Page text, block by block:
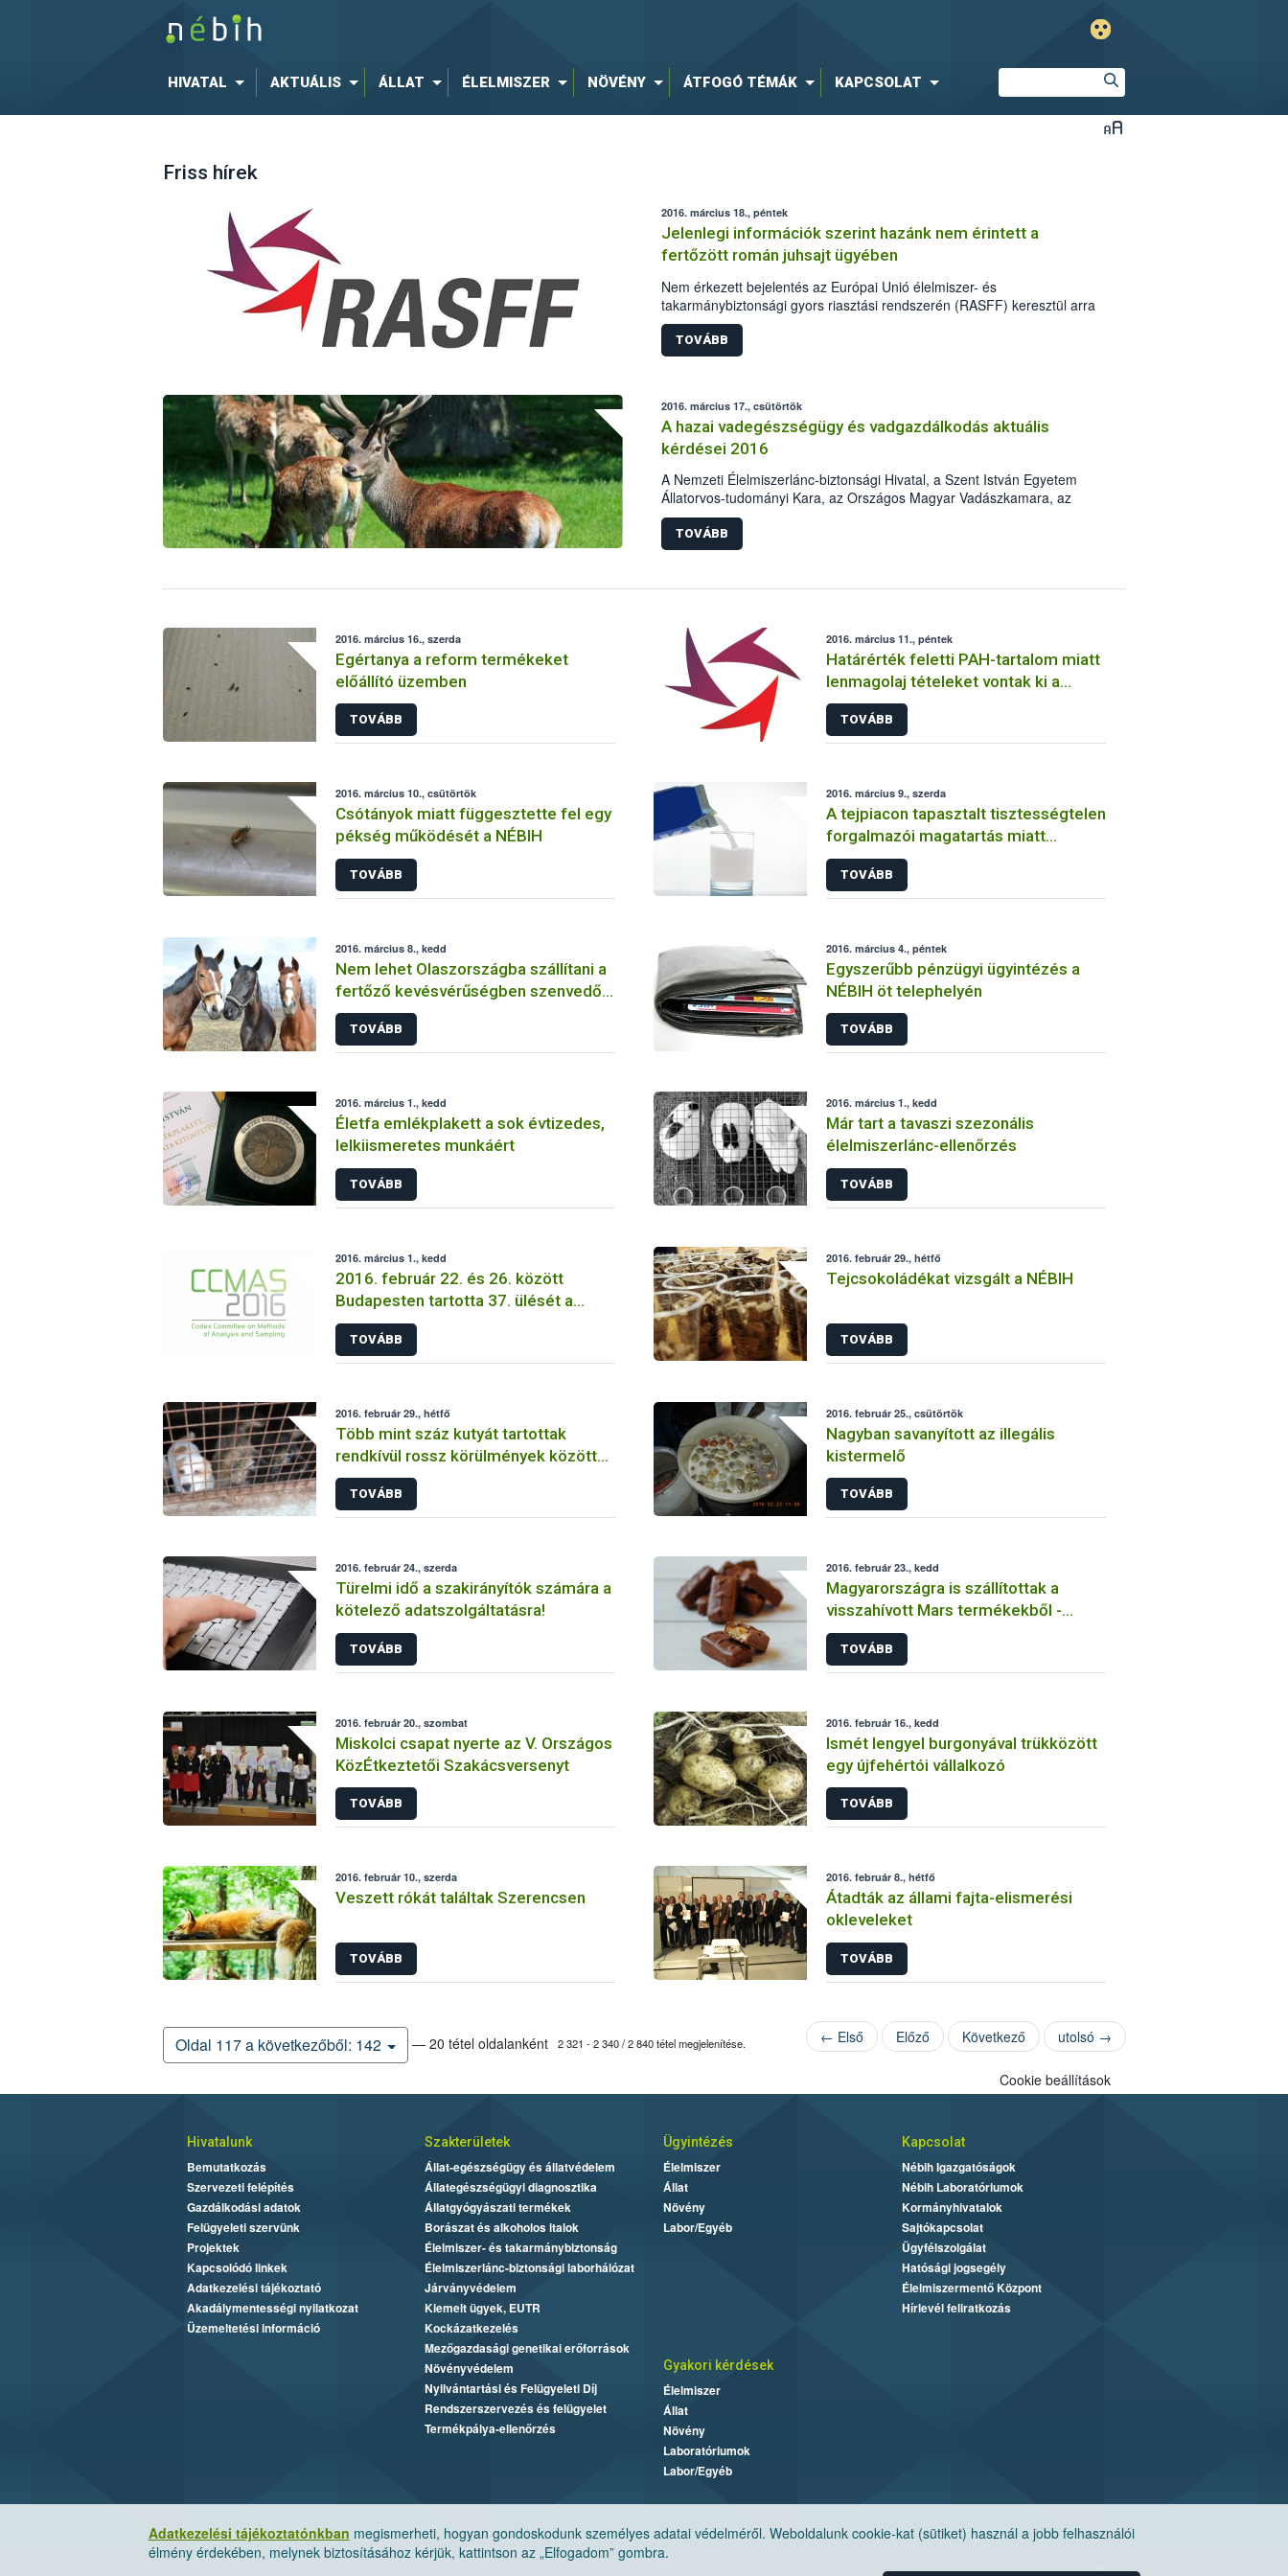
HIVATAL AKTUÁLIS ÁLLAT ÉLELMISZER NÖVÉNY ÁTFOGÓ TÉMÁK KAPCSOLAT
Friss hírek
2016. március 18., péntek
Jelenlegi információk szerint hazánk nem érintett a
fertőzött román juhsajt ügyében
Nem érkezett bejelentés az Európai Unió élelmiszer- és
takarmánybiztonsági gyors riasztási rendszerén (RASFF) keresztül arra
vonatkozóan, hogy Magyarországon is forgalomba kerültek az E.coli
baktériumfertőzésben érintett román előállítású túró terméktételek.
TOVÁBB
2016. március 17., csütörtök
A hazai vadegészségügy és vadgazdálkodás aktuális
kérdései 2016
A Nemzeti Élelmiszerlánc-biztonsági Hivatal, a Szent István Egyetem
Állatorvos-tudományi Kara, az Országos Magyar Vadászkamara, az
Országos Magyar Vadászati Védegylet, a Magyar Tudományos
Akadémia Erdészeti Tudományos Bizottság Vadgazdálkodási
Albizottsága és a Földművelésügyi Minisztérium Élelmiszerlánc-
vadgazdálkodás aktuális kérdései 2016„ címmel konferenciát szervez
Állatorvos-tudományi Karának Aulája. Az előadásokat a
vadegészségügy, vadgazdálkodás, állategészségügy, valamint a
vadászati igazgatás területén dolgozó szakemberek tartják az alábbi,
tervezett témakörökben:
TOVÁBB
2016. március 16., szerda
Egértanya a reform termékeket
előállító üzemben
TOVÁBB
2016. március 11., péntek
Határérték feletti PAH-tartalom miatt
lenmagolaj tételeket vontak ki a
forgalomból
TOVÁBB
2016. március 10., csütörtök
Csótányok miatt függesztette fel egy
pékség működését a NÉBIH
TOVÁBB
2016. március 9., szerda
A tejpiacon tapasztalt tisztességtelen
forgalmazói magatartás miatt
intézkedett a NÉBIH
TOVÁBB
2016. március 8., kedd
Nem lehet Olaszországba szállítani a
fertőző kevésvérűségben szenvedő
lovakat
TOVÁBB
2016. március 4., péntek
Egyszerűbb pénzügyi ügyintézés a
NÉBIH öt telephelyén
TOVÁBB
2016. március 1., kedd
Életfa emlékplakett a sok évtizedes,
lelkiismeretes munkáért
TOVÁBB
2016. március 1., kedd
Már tart a tavaszi szezonális
élelmiszerlánc-ellenőrzés
TOVÁBB
2016. március 1., kedd
2016. február 22. és 26. között
Budapesten tartotta 37. ülését a
FAO/WHO Codex Alimentarius
(Codex) Analitikai és Mintavételi
Módszerek szakbizottsága (CCMAS)
TOVÁBB
2016. február 29., hétfő
Tejcsokoládékat vizsgált a NÉBIH
TOVÁBB
2016. február 29., hétfő
Több mint száz kutyát tartottak
rendkívül rossz körülmények között
egy Hajdú-Bihar megyei tenyészetben
TOVÁBB
2016. február 25., csütörtök
Nagyban savanyított az illegális
kistermelő
TOVÁBB
2016. február 24., szerda
Türelmi idő a szakirányítók számára a
kötelező adatszolgáltatásra!
TOVÁBB
2016. február 23., kedd
Magyarországra is szállítottak a
visszahívott Mars termékekből -
Frissítve
TOVÁBB
2016. február 20., szombat
Miskolci csapat nyerte az V. Országos
KözÉtkeztetői Szakácsversenyt
TOVÁBB
2016. február 16., kedd
Ismét lengyel burgonyával trükközött
egy újfehértói vállalkozó
TOVÁBB
2016. február 10., szerda
Veszett rókát találtak Szerencsen
TOVÁBB
2016. február 8., hétfő
Átadták az állami fajta-elismerési
okleveleket
TOVÁBB
Oldal 117 a következőből: 142 — 20 tétel oldalanként 2 321 - 2 340 / 2 840 tétel megjelenítése. ← Első Előző Következő utolsó →
Adatkezelési tájékoztatónkban megismerheti, hogyan gondoskodunk személyes adatai védelméről. Weboldalunk cookie-kat (sütiket) használ a jobb felhasználói
élmény érdekében, melynek biztosításához kérjük, kattintson az „Elfogadom” gombra.
Cookie beállítások
Hivatalunk
Bemutatkozás
Szervezeti felépítés
Gazdálkodási adatok
Felügyeleti szervünk
Projektek
Kapcsolódó linkek
Adatkezelési tájékoztató
Akadálymentességi nyilatkozat
Üzemeltetési információ
Szakterületek
Állat-egészségügy és állatvédelem
Állategészségügyi diagnosztika
Állatgyógyászati termékek
Borászat és alkoholos italok
Élelmiszer- és takarmánybiztonság
Élelmiszerlánc-biztonsági laborhálózat
Járványvédelem
Kiemelt ügyek, EUTR
Kockázatkezelés
Mezőgazdasági genetikai erőforrások
Növényvédelem
Nyilvántartási és Felügyeleti Díj
Rendszerszervezés és felügyelet
Termékpálya-ellenőrzés
Ügyintézés
Élelmiszer
Állat
Növény
Labor/Egyéb
Kapcsolat
Nébih Igazgatóságok
Nébih Laboratóriumok
Kormányhivatalok
Sajtókapcsolat
Ügyfélszolgálat
Hatósági jogsegély
Élelmiszermentő Központ
Hírlevél feliratkozás
Gyakori kérdések
Élelmiszer
Állat
Növény
Laboratóriumok
Labor/Egyéb